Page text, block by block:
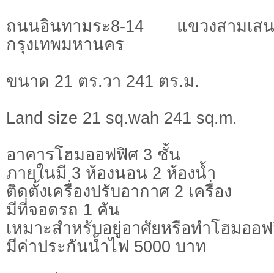
ถนนอินทามระ8-14 แขวงสามเ
กรุงเทพมหานคร
ขนาด 21 ตร.วา 241 ตร.ม.
Land size 21 sq.wah 241 sq.m.
อาคารโฮมออฟฟิศ 3 ชั้น
ภายในมี 3 ห้องนอน 2 ห้องน้ำ
ติดตั้งเครื่องปรับอากาศ 2 เครื่อง
มีที่จอดรถ 1 คัน
เหมาะสำหรับอยู่อาศัยหรือทำโฮมออ
มีค่าประกันน้ำไฟ 5000 บาท